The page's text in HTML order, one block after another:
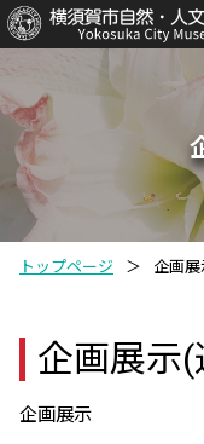
トップページ ＞ 企画
企画展示
企画展示